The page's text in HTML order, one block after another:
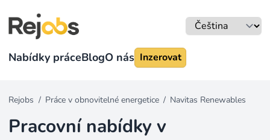
Nabídky práceBlogO nás Inzerovat
Rejobs / Práce v obnovitelné energetice / Navitas Renewables
Pracovní nabídky v